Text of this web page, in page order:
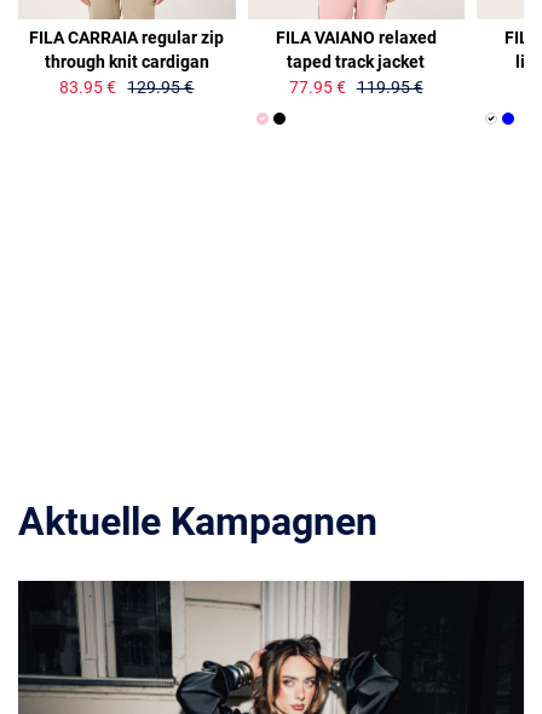
FILA CARRAIA regular zip
through knit cardigan
83.95 € 129.95 €
FILA VAIANO relaxed
taped track jacket
77.95 € 119.95 €
Aktuelle Kampagnen